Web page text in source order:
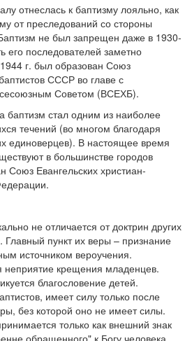
отнеслась к баптизму лояльно, как
от преследований со стороны
не был запрещен даже в 1930-
его последователей заметно
г. был образован Союз
СССР во главе с
Советом (ВСЕХБ).
баптизм стал одним из наиболее
течений (во многом благодаря
единоверцев). В настоящее время
в большинстве городов
Союз Евангельских христиан-
не отличается от доктрин других
Главный пункт их веры – признание
источником вероучения.
неприятие крещения младенцев.
благословение детей.
имеет силу только после
без которой оно не имеет силы.
только как внешний знак
обращенного" к Богу человека.